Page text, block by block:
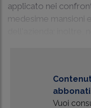
applicato nei
medesime mansioni
Vuoi